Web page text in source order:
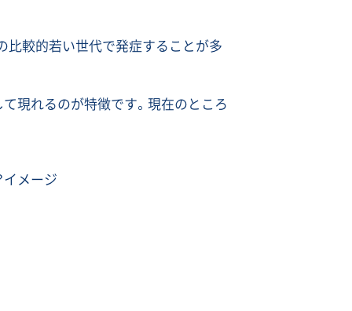
比較的若い世代で発症することが多
現れるのが特徴です。現在のところ